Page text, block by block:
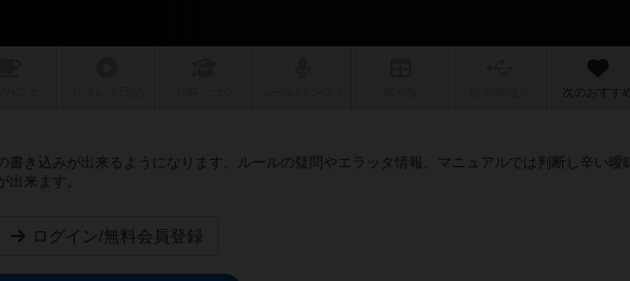
次のおすすめ
き込みが出来るようになります。ルールの疑問やエラッタ情報、マニュアルでは判断し辛い曖昧
来ます。
ログイン/無料会員登録